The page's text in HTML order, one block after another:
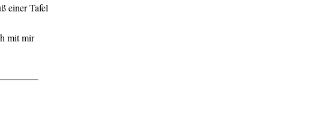
einer Tafel
mit mir